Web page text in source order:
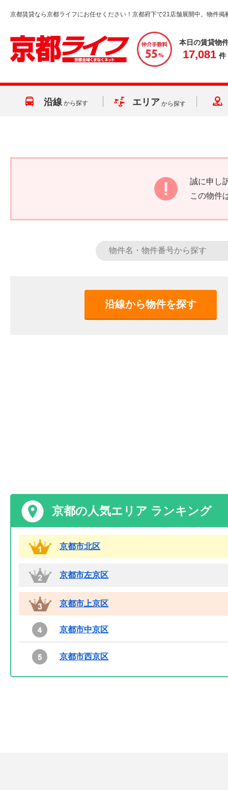
京都賃貸なら京都ライフにお任せください！京都府下で21店舗展開中。物件掲
本日の賃貸物
17,081 件
沿線 から探す エリア から探す
誠に申し
この物件
沿線から物件を探す
京都の人気エリア ランキング
京都市北区
京都市左京区
京都市上京区
京都市中京区
京都市西京区